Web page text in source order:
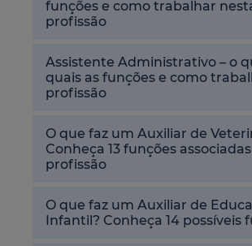
funções e como trabalhar
profissão
Assistente Administrativo – o
quais as funções e como
profissão
O que faz um Auxiliar de
Conheça 13 funções
profissão
O que faz um Auxiliar de
Infantil? Conheça 14 possíveis